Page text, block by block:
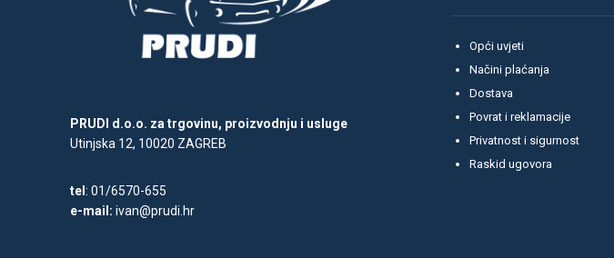
PRUDI d.o.o. za trgovinu, proizvodnju i usluge
Utinjska 12, 10020 ZAGREB
tel: 01/6570-655
e-mail: ivan@prudi.hr
Opći uvjeti
Načini plaćanja
Dostava
Povrat i reklamacije
Privatnost i sigurnost
Raskid ugovora